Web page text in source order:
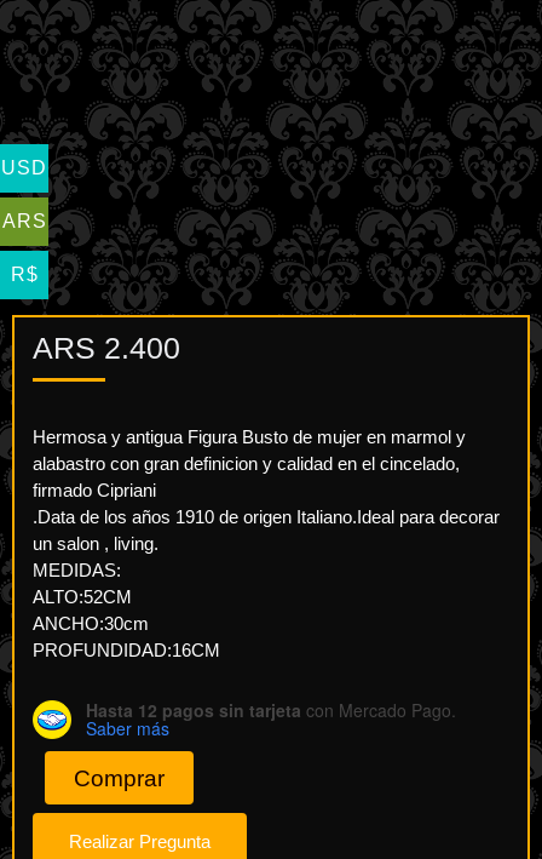
ARS 2.400
Hermosa y antigua Figura Busto de mujer en marmol y
alabastro con gran definicion y calidad en el cincelado,
firmado Cipriani
.Data de los años 1910 de origen Italiano.Ideal para decorar
un salon , living.
MEDIDAS:
ALTO:52CM
ANCHO:30cm
PROFUNDIDAD:16CM
Hasta 12 pagos sin tarjeta con Mercado Pago.
Saber más
Comprar
USD
ARS
R$